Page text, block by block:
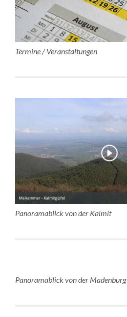
Termine / Veranstaltungen
Panoramablick von der Kalmit
Panoramablick von der Madenburg